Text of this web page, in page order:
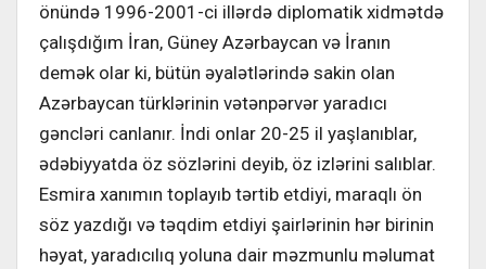
önündə 1996-2001-ci illərdə diplomatik xidmətdə
çalışdığım İran, Güney Azərbaycan və İranın
demək olar ki, bütün əyalətlərində sakin olan
Azərbaycan türklərinin vətənpərvər yaradıcı
gəncləri canlanır. İndi onlar 20-25 il yaşlanıblar,
ədəbiyyatda öz sözlərini deyib, öz izlərini salıblar.
Esmira xanımın toplayıb tərtib etdiyi, maraqlı ön
söz yazdığı və təqdim etdiyi şairlərinin hər birinin
həyat, yaradıcılıq yoluna dair məzmunlu məlumat